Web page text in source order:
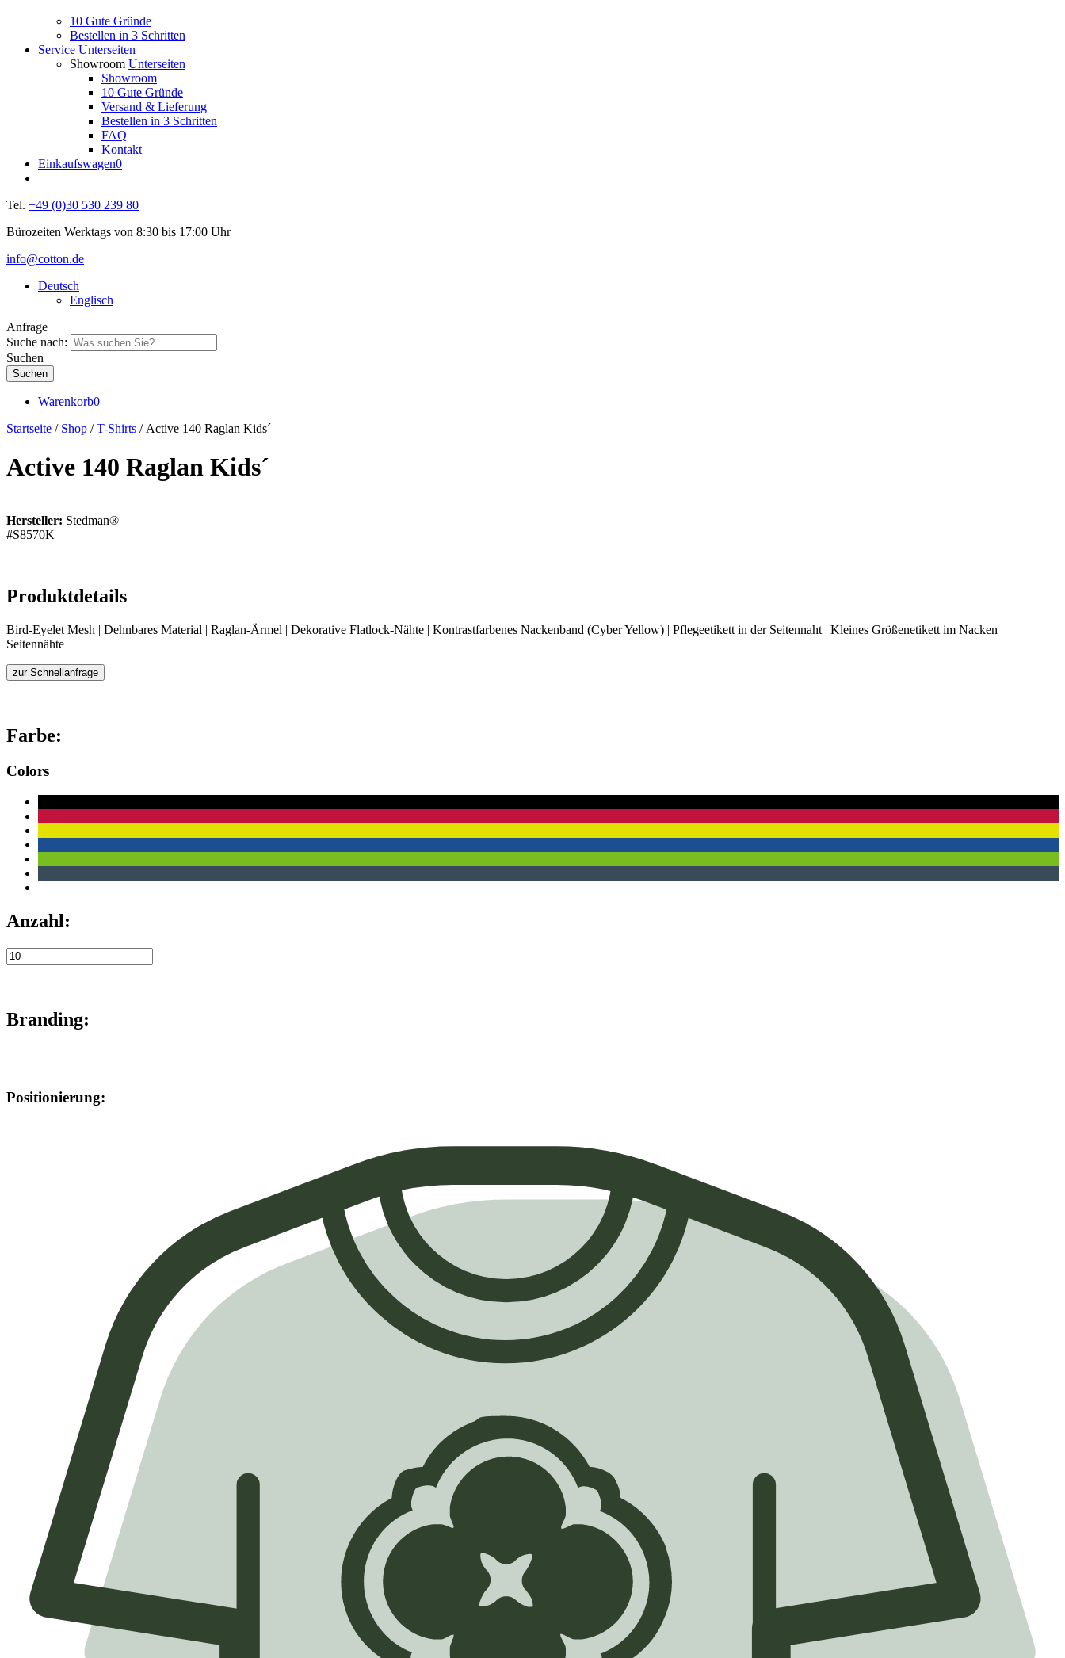
10 Gute Gründe
Bestellen in 3 Schritten
Service Unterseiten
Showroom Unterseiten
Showroom
10 Gute Gründe
Versand & Lieferung
Bestellen in 3 Schritten
FAQ
Kontakt
Einkaufswagen0
Tel. +49 (0)30 530 239 80
Bürozeiten Werktags von 8:30 bis 17:00 Uhr
info@cotton.de
Deutsch
Englisch
Anfrage
Suche nach:
Suchen
Warenkorb0
Startseite / Shop /T-Shirts / Active 140 Raglan Kids´
Active 140 Raglan Kids´
Hersteller: Stedman®
#S8570K
Produktdetails
Bird-Eyelet Mesh | Dehnbares Material | Raglan-Ärmel | Dekorative Flatlock-Nähte | Kontrastfarbenes Nackenband (Cyber Yellow) | Pflegeetikett in der Seitennaht | Kleines Größenetikett im Nacken |
Seitennähte
zur Schnellanfrage
Farbe:
Colors
Anzahl:
Branding:
Positionierung: